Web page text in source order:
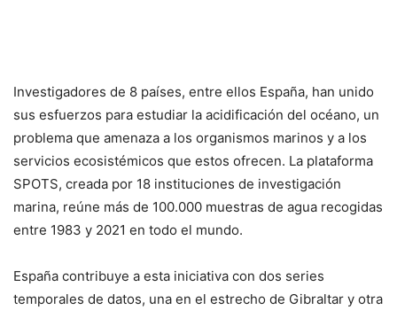
Investigadores de 8 países, entre ellos España, han unido
sus esfuerzos para estudiar la acidificación del océano, un
problema que amenaza a los organismos marinos y a los
servicios ecosistémicos que estos ofrecen. La plataforma
SPOTS, creada por 18 instituciones de investigación
marina, reúne más de 100.000 muestras de agua recogidas
entre 1983 y 2021 en todo el mundo.
España contribuye a esta iniciativa con dos series
temporales de datos, una en el estrecho de Gibraltar y otra